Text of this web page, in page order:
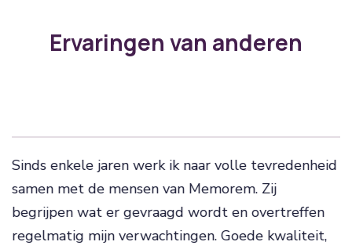
Ervaringen van anderen
Sinds enkele jaren werk ik naar volle tevredenheid
samen met de mensen van Memorem. Zij
begrijpen wat er gevraagd wordt en overtreffen
regelmatig mijn verwachtingen. Goede kwaliteit,